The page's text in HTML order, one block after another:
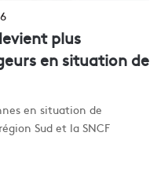
plus
en situation de
en situation de
Sud et la SNCF